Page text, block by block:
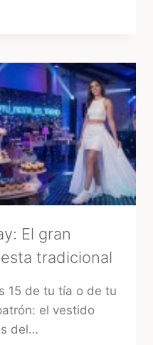
El gran
tradicional
15 de tu tía o de tu
el vestido
del…